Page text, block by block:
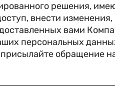
решения,
внести
вами
персональных
обращение